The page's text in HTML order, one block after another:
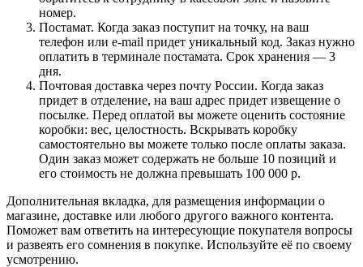
номер.
Постамат. Когда заказ поступит на точку, на ваш
телефон или e-mail придет уникальный код. Заказ нужно
оплатить в терминале постамата. Срок хранения — 3
дня.
Почтовая доставка через почту России. Когда заказ
придет в отделение, на ваш адрес придет извещение о
посылке. Перед оплатой вы можете оценить состояние
коробки: вес, целостность. Вскрывать коробку
самостоятельно вы можете только после оплаты заказа.
Один заказ может содержать не больше 10 позиций и
его стоимость не должна превышать 100 000 р.
Дополнительная вкладка, для размещения информации о
магазине, доставке или любого другого важного контента.
Поможет вам ответить на интересующие покупателя вопросы
и развеять его сомнения в покупке. Используйте её по своему
усмотрению.